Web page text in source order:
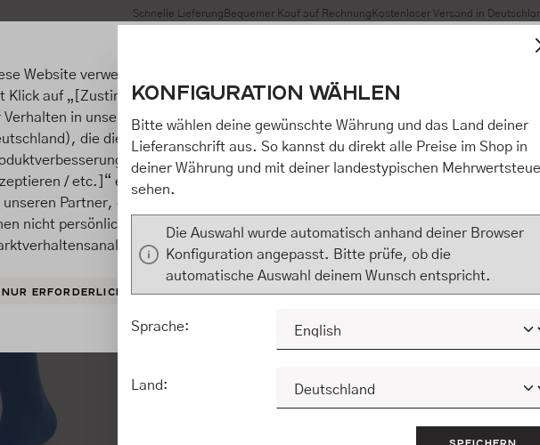
Schnelle Lieferung Bequemer Kauf auf Rechnung Kostenloser Versand in
Website verwendet Cookies, um eine bestmögliche Erfahrung bieten zu können.
Klick auf „[Zustimmen / Alles akzeptieren / etc.]“ erteilen Sie Ihre Einwilligung
Verhalten in unserem Shop an unseren Partner, die shopware AG (Ebbinghoff 10,
die diese Daten Ihnen nicht persönlich zuordnen kann, sie aber zu
Marktverhaltensanalysen) verarbeiten darf. Mit Klick auf
/ etc.]“ erteilen Sie Ihre Einwilligung auch in die Weitergabe über Ihr
unseren Partner, die shopware AG (Ebbinghoff 10, 48624 Schöppingen,
nicht persönlich zuordnen kann, sie aber zu eigenen Zwecken (z.B.
verarbeiten darf.
NUR ERFORDERLICHE KONFIGURIEREN ALLE COOKIES
KONFIGURATION WÄHLEN
Bitte wählen deine gewünschte Währung und das Land deiner
Lieferanschrift aus. So kannst du direkt alle Preise im Shop in
deiner Währung und mit deiner landestypischen
sehen.
Die Auswahl wurde automatisch anhand deiner Browser
Konfiguration angepasst. Bitte prüfe, ob die
automatische Auswahl deinem Wunsch entspricht.
Sprache:
Land:
SPEICHERN